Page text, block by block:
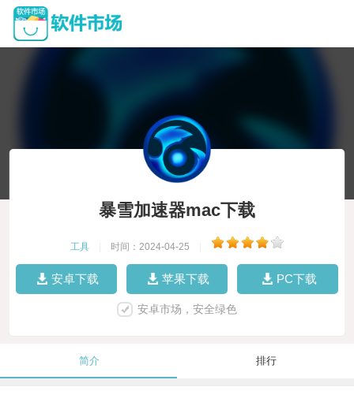
暴雪加速器mac下载
工具 时间：2024-04-25
安卓下载 苹果下载 PC下载
安卓市场，安全绿色
简介 排行